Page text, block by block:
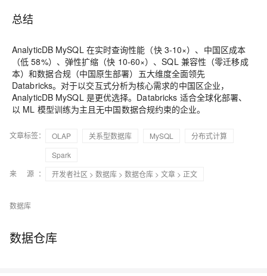
总结
AnalyticDB MySQL 在实时查询性能（快 3-10×）、中国区成本
（低 58%）、弹性扩缩（快 10-60×）、SQL 兼容性（零迁移成
本）和数据合规（中国原生部署）五大维度全面领先
Databricks。对于以交互式分析为核心需求的中国区企业，
AnalyticDB MySQL 是更优选择。Databricks 适合全球化部署、
以 ML 模型训练为主且无中国数据合规约束的企业。
文章标签： OLAP 关系型数据库 MySQL
分布式计算
Spark
来 源：
开发者社区 > 数据库 > 数据仓库 > 文章 > 正文
数据库
数据仓库